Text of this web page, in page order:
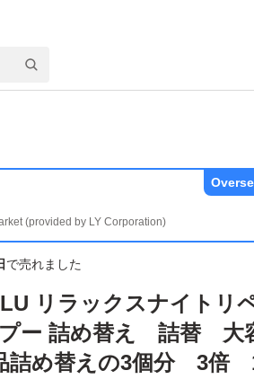
(provided by LY Corporation)
で売れました
リラックスナイトリ
ー 詰め替え 詰替 大
詰め替えの3個分 3倍